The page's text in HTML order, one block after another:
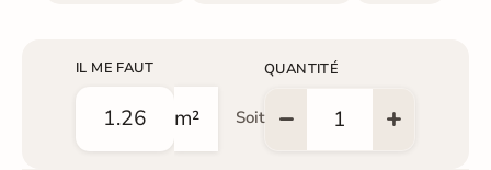
IL ME FAUT
m² Soit
QUANTITÉ